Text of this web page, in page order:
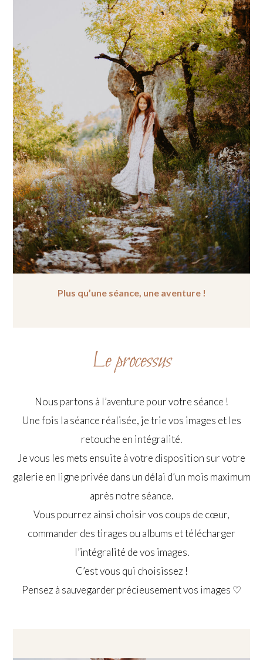
Plus qu’une séance, une aventure !
Le processus
Nous partons à l’aventure pour votre séance !
Une fois la séance réalisée, je trie vos images et les
retouche en intégralité.
Je vous les mets ensuite à votre disposition sur votre
galerie en ligne privée dans un délai d’un mois maximum
après notre séance.
Vous pourrez ainsi choisir vos coups de cœur,
commander des tirages ou albums et télécharger
l’intégralité de vos images.
C’est vous qui choisissez !
Pensez à sauvegarder précieusement vos images ♡